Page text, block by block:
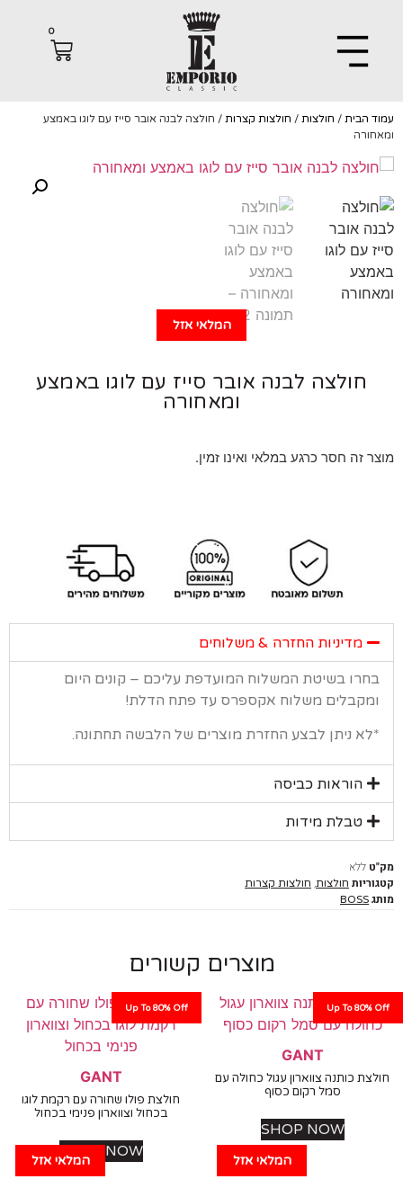
הבית/חולצות /חולצות קצרות / חולצה לבנה אובר סייז עם לוגו באמצע
חולצה לבנה אובר סייז עם לוגו באמצע
ומאחורה
זה חסר כרגע במלאי ואינו זמין.
מדיניות החזרה & משלוחים
בשיטת המשלוח המועדפת עליכם – קונים היום
משלוח אקספרס עד פתח הדלת!
ניתן לבצע החזרת מוצרים של הלבשה תחתונה.
הוראות כביסה
טבלת מידות
ללא
חולצות ,חולצות קצרות
BOSS
המלאי אזל
מוצרים קשורים
Up To
המלאי אזל
GANT
כותנה צווארון עגול כחולה עם
סמל רקום כסוף
SHOP NOW
Up To 80% Off
המלאי אזל
GANT
חולצת פולו שחורה עם רקמת לוגו
בכחול וצווארון פנימי בכחול
SHOP NOW